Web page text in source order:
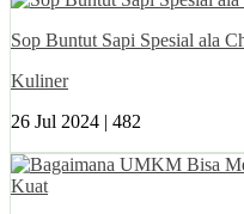
Sop Buntut Sapi Spesial ala
Kuliner
26 Jul 2024 | 482